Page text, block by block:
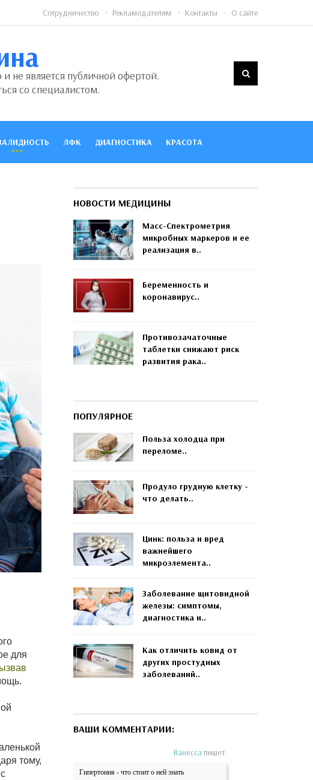
Сотрудничество Рекламодателям Контакты О сайте
не является публичной офертой.
со специалистом.
ЛФК ДИАГНОСТИКА КРАСОТА
для
тому,
НОВОСТИ МЕДИЦИНЫ
Масс-Спектрометрия
микробных маркеров и ее
реализация в..
Беременность и
коронавирус..
Противозачаточные
таблетки снижают риск
развития рака..
ПОПУЛЯРНОЕ
Польза холодца при
переломе..
Продуло грудную клетку -
что делать..
Цинк: польза и вред
важнейшего
микроэлемента..
Заболевание щитовидной
железы: симптомы,
диагностика и..
Как отличить ковид от
других простудных
заболеваний..
ВАШИ КОММЕНТАРИИ:
Ванесса пишет:
Гипертония - что стоит о ней знать